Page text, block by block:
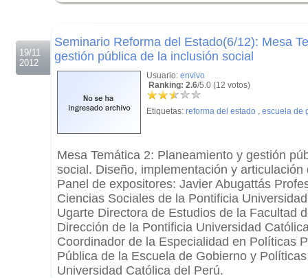
19/11
2012
Seminario Reforma del Estado(6/12): Mesa
gestión pública de la inclusión social
Usuario: envivo
Ranking: 2.6/5.0 (12 votos)
Etiquetas: reforma del estado , escuela de
Mesa Temática 2: Planeamiento y gestión
social. Diseño, implementación y
Panel de expositores: Javier Abugattás
Ciencias Sociales de la Pontificia
Ugarte Directora de Estudios de la Facultad
Dirección de la Pontificia Universidad
Coordinador de la Especialidad en Políticas
Pública de la Escuela de Gobierno y
Universidad Católica del Perú.